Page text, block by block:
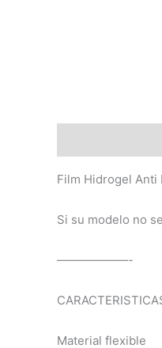
Film Hidrogel Anti
Si su modelo no
——————-
Material flexible